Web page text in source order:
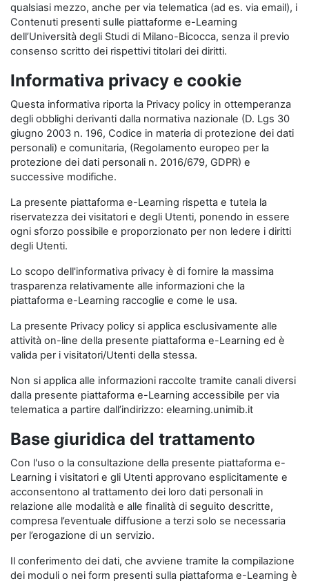
qualsiasi mezzo, anche per via telematica (ad es. via email), i
Contenuti presenti sulle piattaforme e-Learning
dell’Università degli Studi di Milano-Bicocca, senza il previo
consenso scritto dei rispettivi titolari dei diritti.
Informativa privacy e cookie
Questa informativa riporta la Privacy policy in ottemperanza
degli obblighi derivanti dalla normativa nazionale (D. Lgs 30
giugno 2003 n. 196, Codice in materia di protezione dei dati
personali) e comunitaria, (Regolamento europeo per la
protezione dei dati personali n. 2016/679, GDPR) e
successive modifiche.
La presente piattaforma e-Learning rispetta e tutela la
riservatezza dei visitatori e degli Utenti, ponendo in essere
ogni sforzo possibile e proporzionato per non ledere i diritti
degli Utenti.
Lo scopo dell'informativa privacy è di fornire la massima
trasparenza relativamente alle informazioni che la
piattaforma e-Learning raccoglie e come le usa.
La presente Privacy policy si applica esclusivamente alle
attività on-line della presente piattaforma e-Learning ed è
valida per i visitatori/Utenti della stessa.
Non si applica alle informazioni raccolte tramite canali diversi
dalla presente piattaforma e-Learning accessibile per via
telematica a partire dall’indirizzo: elearning.unimib.it
Base giuridica del trattamento
Con l'uso o la consultazione della presente piattaforma e-
Learning i visitatori e gli Utenti approvano esplicitamente e
acconsentono al trattamento dei loro dati personali in
relazione alle modalità e alle finalità di seguito descritte,
compresa l’eventuale diffusione a terzi solo se necessaria
per l’erogazione di un servizio.
Il conferimento dei dati, che avviene tramite la compilazione
dei moduli o nei form presenti sulla piattaforma e-Learning è